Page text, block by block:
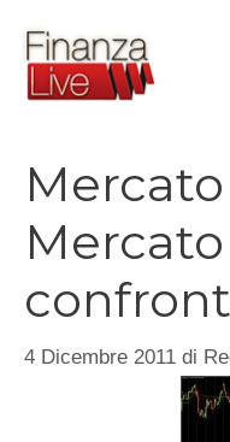
contenuto
4 Dicembre 2011 di